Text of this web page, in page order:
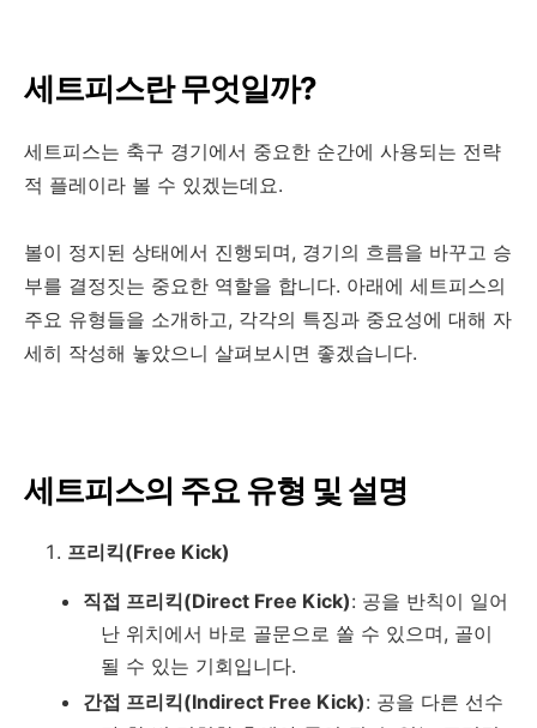
세트피스란 무엇일까?
세트피스는 축구 경기에서 중요한 순간에 사용되는 전략
적 플레이라 볼 수 있겠는데요.
볼이 정지된 상태에서 진행되며, 경기의 흐름을 바꾸고 승
부를 결정짓는 중요한 역할을 합니다. 아래에 세트피스의
주요 유형들을 소개하고, 각각의 특징과 중요성에 대해 자
세히 작성해 놓았으니 살펴보시면 좋겠습니다.
세트피스의 주요 유형 및 설명
프리킥(Free Kick)
직접 프리킥(Direct Free Kick): 공을 반칙이 일어
난 위치에서 바로 골문으로 쏠 수 있으며, 골이
될 수 있는 기회입니다.
간접 프리킥(Indirect Free Kick): 공을 다른 선수